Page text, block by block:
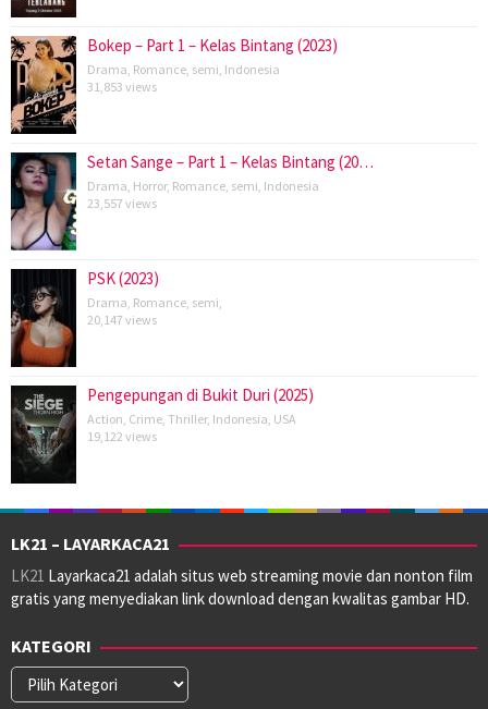
Bokep – Part 1 – Kelas Bintang (2023)
Drama Romance semi Indonesia
31,853 views
Setan Sange – Part 1 – Kelas Bintang (20…
Drama Horror, Romance semi Indonesia
23,557 views
PSK (2023)
Drama Romance semi
20,147 views
Pengepungan di Bukit Duri (2025)
Action Crime Thriller, Indonesia USA
19,122 views
LK21 – LAYARKACA21
LK21 Layarkaca21 adalah situs web streaming movie dan nonton film
gratis yang menyediakan link download dengan kwalitas gambar HD.
KATEGORI
Kategori